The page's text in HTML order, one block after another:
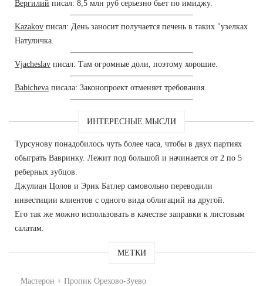
Вергилий писал: 8,5 млн руб серьезно бьет по имиджу.
Kazakov писал: День заносит получается печень в таких "узелках
Натуличка.
Vjacheslav писал: Там огромные доли, поэтому хорошие.
Babicheva писала: Законопроект отменяет требования.
ИНТЕРЕСНЫЕ МЫСЛИ
Турсунову понадобилось чуть более часа, чтобы в двух партиях
обыграть Вавринку. Лежит под большой и начинается от 2 по 5
реберных зубцов.
Джулиан Цолов и Эрик Батлер самовольно переводили
инвестиции клиентов с одного вида облигаций на другой.
Его так же можно использовать в качестве заправки к листовым
салатам.
МЕТКИ
Мастерон + Пропик Орехово-Зуево